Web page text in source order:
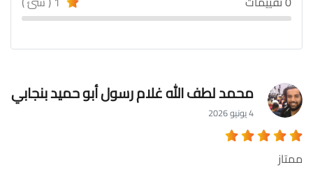
محمد لطف الله غلام رسول أبو حميد بنجابي
4 يونيو 2026
ممتاز